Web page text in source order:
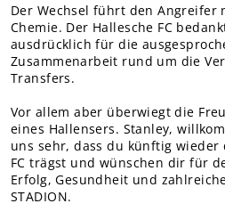
Der Wechsel führt den Angreifer
Chemie. Der Hallesche FC
ausdrücklich für die
Zusammenarbeit rund um die
Transfers.
Vor allem aber überwiegt die
eines Hallensers. Stanley,
uns sehr, dass du künftig wieder
FC trägst und wünschen dir für
Erfolg, Gesundheit und
STADION.